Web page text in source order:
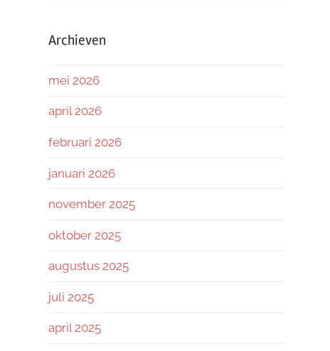
Archieven
mei 2026
april 2026
februari 2026
januari 2026
november 2025
oktober 2025
augustus 2025
juli 2025
april 2025